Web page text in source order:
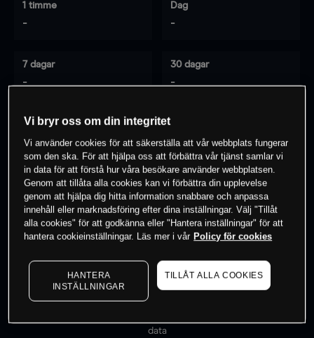
1 timme
-
Dag
-
7 dagar
-
30 dagar
-
0% av kunderna har enposition i detta
instrument
Börja handla
Priserna är endast vägledande.
data
Vi bryr oss om din integritet
Vi använder cookies för att säkerställa att vår webbplats fungerar
som den ska. För att hjälpa oss att förbättra vår tjänst samlar vi
in data för att förstå hur våra besökare använder webbplatsen.
Genom att tillåta alla cookies kan vi förbättra din upplevelse
genom att hjälpa dig hitta information snabbare och anpassa
innehåll eller marknadsföring efter dina inställningar. Välj "Tillåt
alla cookies" för att godkänna eller "Hantera inställningar" för att
hantera cookieinställningar. Läs mer i vår Policy för cookies
HANTERA
INSTÄLLNINGAR
TILLÅT ALLA COOKIES